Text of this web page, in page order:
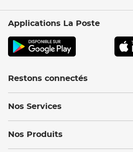
Applications La Poste
Restons connectés
Nos Services
Nos Produits